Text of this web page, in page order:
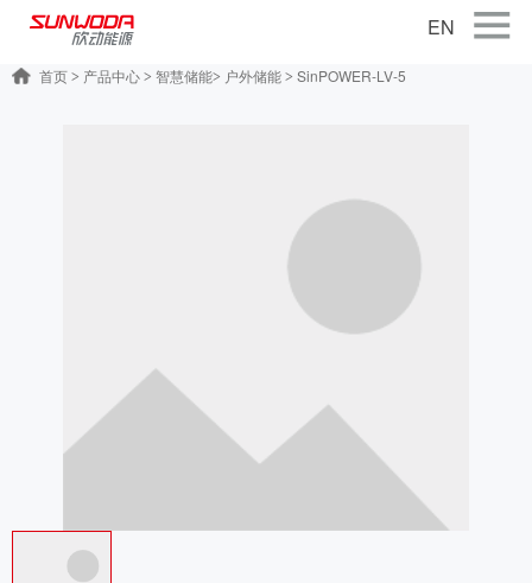
首页
EN
首页 > 产品中心 > 智慧储能> 户外储能 > SinPOWER-LV-5